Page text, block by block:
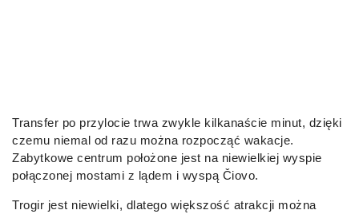
Transfer po przylocie trwa zwykle kilkanaście minut, dzięki
czemu niemal od razu można rozpocząć wakacje.
Zabytkowe centrum położone jest na niewielkiej wyspie
połączonej mostami z lądem i wyspą Čiovo.
Trogir jest niewielki, dlatego większość atrakcji można